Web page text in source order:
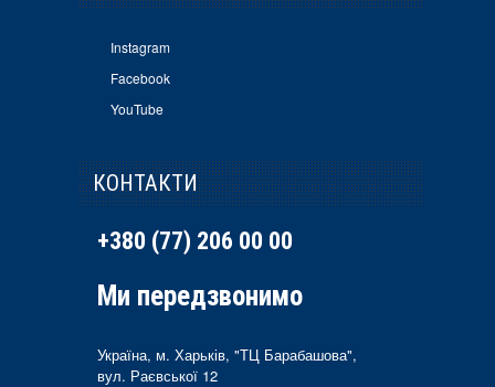
Instagram
Facebook
YouTube
КОНТАКТИ
+380 (77) 206 00 00
Ми передзвонимо
Україна, м. Харьків, "ТЦ Барабашова",
вул. Раєвської 12